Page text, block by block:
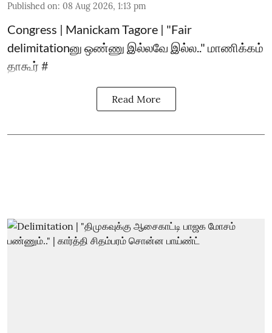
Published on: 08 Aug 2026, 1:13 pm
Congress | Manickam Tagore | "Fair
delimitationனு ஒண்ணு இல்லவே இல்ல.." மாணிக்கம்
தாகூர் #
Read More